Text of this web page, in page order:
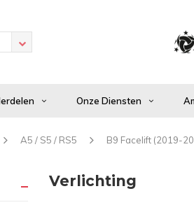
Onze Diensten
A5 / S5 / RS5 B9 Facelift (2019-
Verlichting